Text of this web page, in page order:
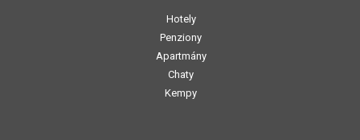
Hotely
Penziony
Apartmány
Chaty
Kempy